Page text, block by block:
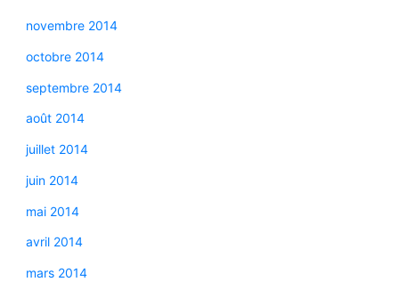
novembre 2014
octobre 2014
septembre 2014
août 2014
juillet 2014
juin 2014
mai 2014
avril 2014
mars 2014